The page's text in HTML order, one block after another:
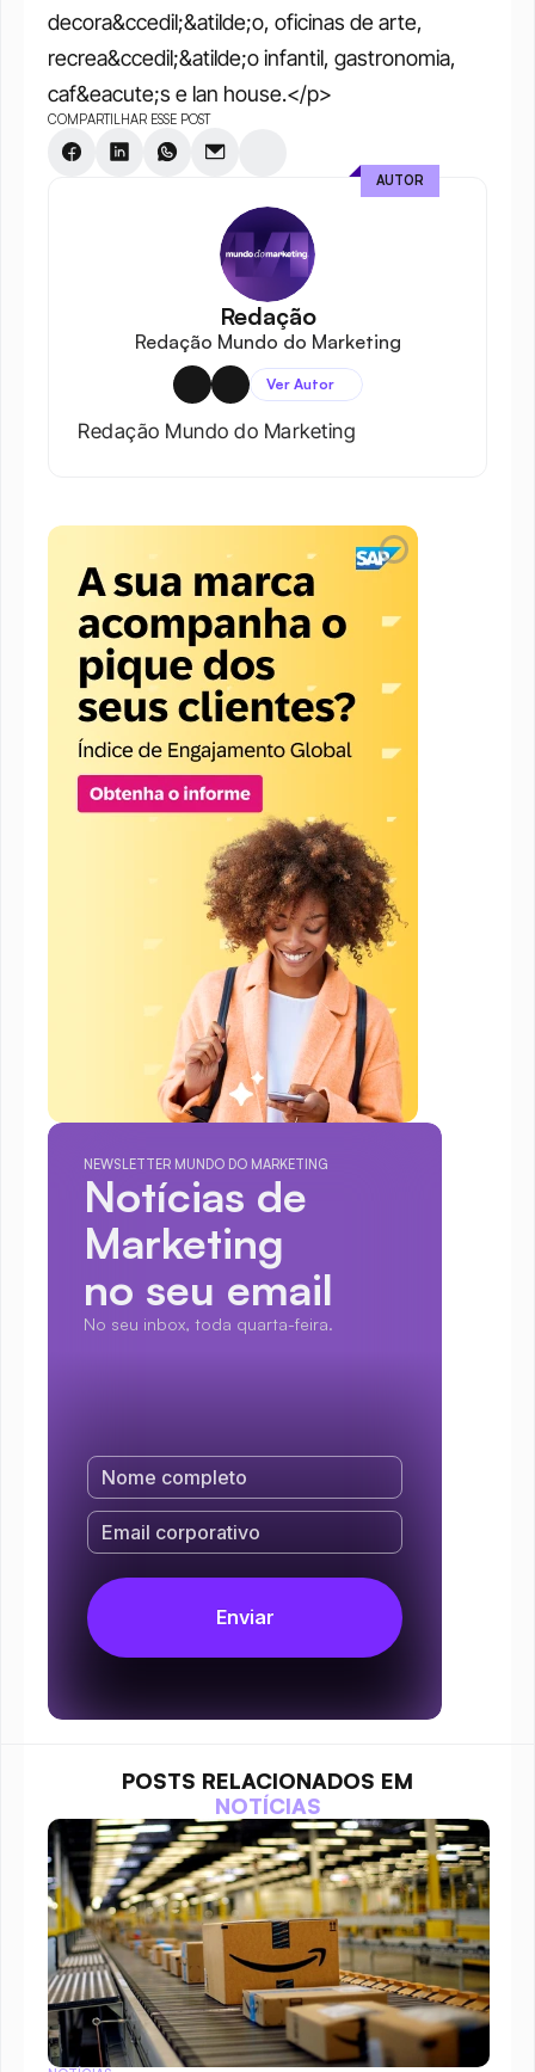
decora&ccedil;&atilde;o, oficinas de arte,
recrea&ccedil;&atilde;o infantil, gastronomia,
caf&eacute;s e lan house.</p>
COMPARTILHAR ESSE POST
Redação
Redação Mundo do Marketing
Ver Autor
Redação Mundo do Marketing
AUTOR
NEWSLETTER MUNDO DO MARKETING
Notícias de
Marketing
no seu email
No seu inbox, toda quarta-feira.
POSTS RELACIONADOS EM
NOTÍCIAS